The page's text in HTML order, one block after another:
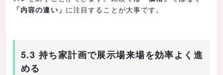
「内容の違い」 に注目することが大事です。
5.3 持ち家計画で展示場来場を効率よく進
める